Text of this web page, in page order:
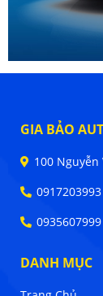
GIA BẢO
100 Nguyễn
0917203993
0935607999
DANH MỤC